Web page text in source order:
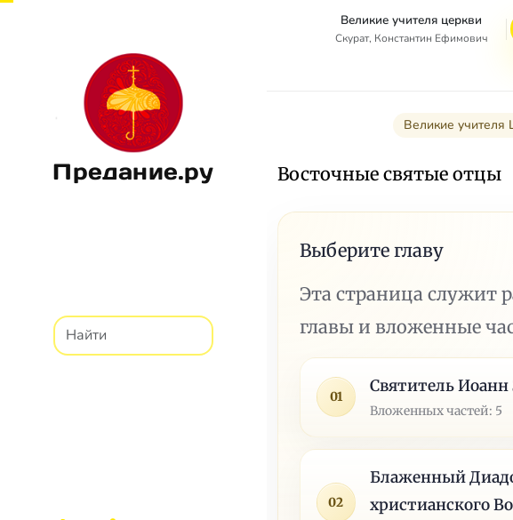
Предание.ру
Великие учителя церкви
Скурат, Константин Ефимович
Великие учителя
Восточные святые отцы
Выберите главу
Эта страница служит
главы и вложенные
01
Святитель
Вложенных частей: 5
02
Блаженный
христианского